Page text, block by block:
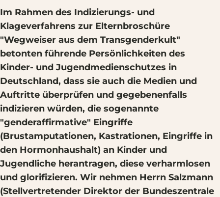
Im Rahmen des Indizierungs- und
Klageverfahrens zur Elternbroschüre
"Wegweiser aus dem Transgenderkult"
betonten führende Persönlichkeiten des
Kinder- und Jugendmedienschutzes in
Deutschland, dass sie auch die Medien und
Auftritte überprüfen und gegebenenfalls
indizieren würden, die sogenannte
"genderaffirmative" Eingriffe
(Brustamputationen, Kastrationen, Eingriffe in
den Hormonhaushalt) an Kinder und
Jugendliche herantragen, diese verharmlosen
und glorifizieren. Wir nehmen Herrn Salzmann
(Stellvertretender Direktor der Bundeszentrale